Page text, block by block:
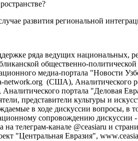
развития региональной
ряда ведущих
общественно-
медиа-портала "Новости
(США), Аналитического
портала "Деловая
представители культуры и
в ходе дискуссии вопросы, в
сопровождению дискуссии
телеграм-канале @ceasiaru и
"Центральная Евразия",